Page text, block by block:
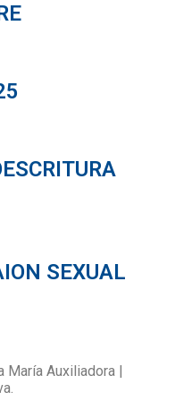
SEXUAL
María Auxiliadora |